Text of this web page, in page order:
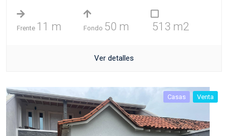
Frente 11 m Fondo 50 m 513 m2
Ver detalles
Casas Venta